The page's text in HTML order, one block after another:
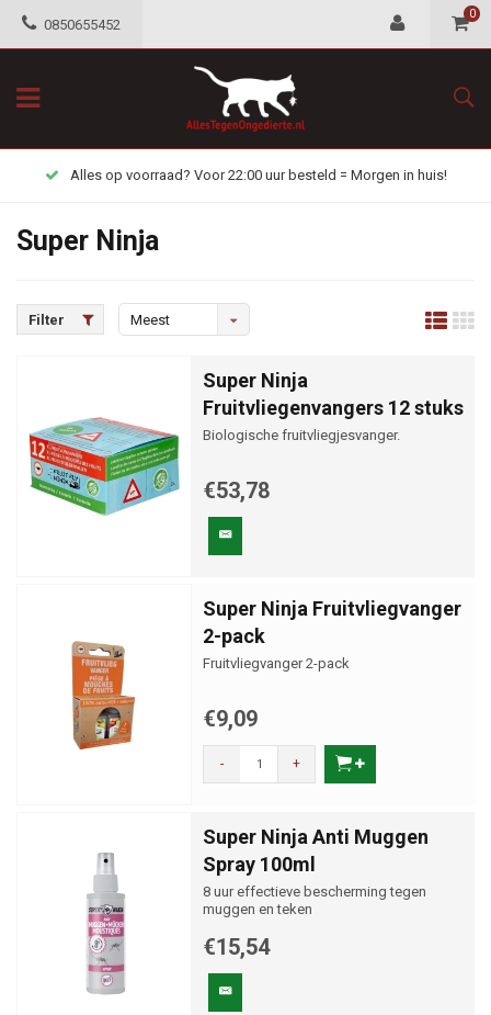
0850655452
0
Alles op voorraad? Voor 22:00 uur besteld = Morgen in huis!
Super Ninja
Filter
Meest
Super Ninja
Fruitvliegenvangers 12 stuks
Biologische fruitvliegjesvanger.
€53,78
Super Ninja Fruitvliegvanger
2-pack
Fruitvliegvanger 2-pack
€9,09
- +
Super Ninja Anti Muggen
Spray 100ml
8 uur effectieve bescherming tegen
muggen en teken
€15,54